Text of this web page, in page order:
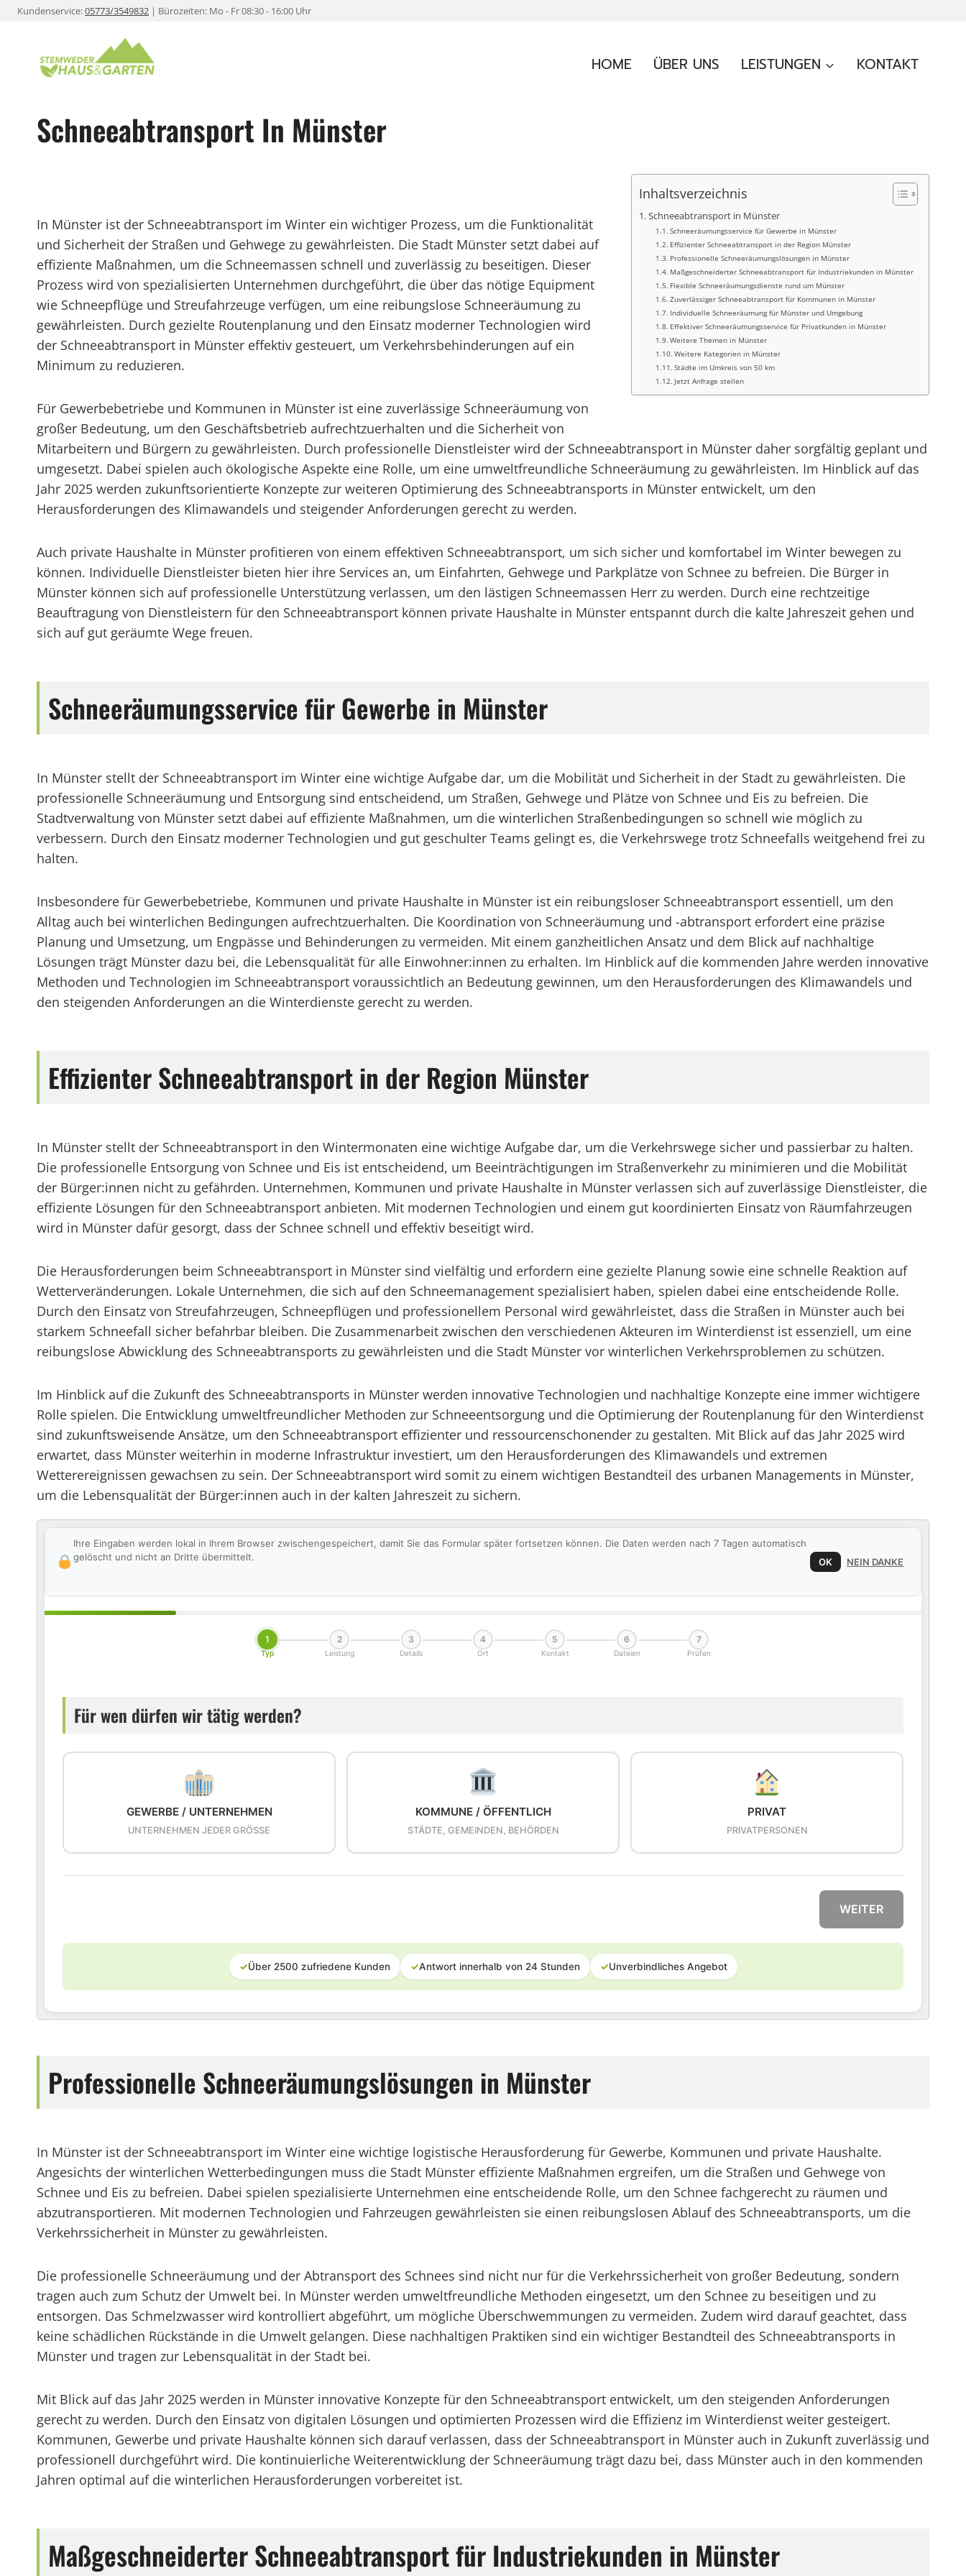
ZumKundenservice:05773/3549832 | Bürozeiten: Mo - Fr 08:30 - 16:00 Uhr
HOME ÜBER UNS LEISTUNGEN KONTAKT
Schneeabtransport In Münster
Inhaltsverzeichnis
Schneeabtransport in Münster
Schneeräumungsservice für Gewerbe in Münster
Effizienter Schneeabtransport in der Region Münster
Professionelle Schneeräumungslösungen in Münster
Maßgeschneiderter Schneeabtransport für Industriekunden in Münster
Flexible Schneeräumungsdienste rund um Münster
Zuverlässiger Schneeabtransport für Kommunen in Münster
Individuelle Schneeräumung für Münster und Umgebung
Effektiver Schneeräumungsservice für Privatkunden in Münster
Weitere Themen in Münster
Weitere Kategorien in Münster
Städte im Umkreis von 50 km
Jetzt Anfrage stellen
In Münster ist der Schneeabtransport im Winter ein wichtiger Prozess, um die Funktionalität
und Sicherheit der Straßen und Gehwege zu gewährleisten. Die Stadt Münster setzt dabei auf
effiziente Maßnahmen, um die Schneemassen schnell und zuverlässig zu beseitigen. Dieser
Prozess wird von spezialisierten Unternehmen durchgeführt, die über das nötige Equipment
wie Schneepflüge und Streufahrzeuge verfügen, um eine reibungslose Schneeräumung zu
gewährleisten. Durch gezielte Routenplanung und den Einsatz moderner Technologien wird
der Schneeabtransport in Münster effektiv gesteuert, um Verkehrsbehinderungen auf ein
Minimum zu reduzieren.
Für Gewerbebetriebe und Kommunen in Münster ist eine zuverlässige Schneeräumung von
großer Bedeutung, um den Geschäftsbetrieb aufrechtzuerhalten und die Sicherheit von
Mitarbeitern und Bürgern zu gewährleisten. Durch professionelle Dienstleister wird der Schneeabtransport in Münster daher sorgfältig geplant und
umgesetzt. Dabei spielen auch ökologische Aspekte eine Rolle, um eine umweltfreundliche Schneeräumung zu gewährleisten. Im Hinblick auf das
Jahr 2025 werden zukunftsorientierte Konzepte zur weiteren Optimierung des Schneeabtransports in Münster entwickelt, um den
Herausforderungen des Klimawandels und steigender Anforderungen gerecht zu werden.
Auch private Haushalte in Münster profitieren von einem effektiven Schneeabtransport, um sich sicher und komfortabel im Winter bewegen zu
können. Individuelle Dienstleister bieten hier ihre Services an, um Einfahrten, Gehwege und Parkplätze von Schnee zu befreien. Die Bürger in
Münster können sich auf professionelle Unterstützung verlassen, um den lästigen Schneemassen Herr zu werden. Durch eine rechtzeitige
Beauftragung von Dienstleistern für den Schneeabtransport können private Haushalte in Münster entspannt durch die kalte Jahreszeit gehen und
sich auf gut geräumte Wege freuen.
Schneeräumungsservice für Gewerbe in Münster
In Münster stellt der Schneeabtransport im Winter eine wichtige Aufgabe dar, um die Mobilität und Sicherheit in der Stadt zu gewährleisten. Die
professionelle Schneeräumung und Entsorgung sind entscheidend, um Straßen, Gehwege und Plätze von Schnee und Eis zu befreien. Die
Stadtverwaltung von Münster setzt dabei auf effiziente Maßnahmen, um die winterlichen Straßenbedingungen so schnell wie möglich zu
verbessern. Durch den Einsatz moderner Technologien und gut geschulter Teams gelingt es, die Verkehrswege trotz Schneefalls weitgehend frei zu
halten.
Insbesondere für Gewerbebetriebe, Kommunen und private Haushalte in Münster ist ein reibungsloser Schneeabtransport essentiell, um den
Alltag auch bei winterlichen Bedingungen aufrechtzuerhalten. Die Koordination von Schneeräumung und -abtransport erfordert eine präzise
Planung und Umsetzung, um Engpässe und Behinderungen zu vermeiden. Mit einem ganzheitlichen Ansatz und dem Blick auf nachhaltige
Lösungen trägt Münster dazu bei, die Lebensqualität für alle Einwohner:innen zu erhalten. Im Hinblick auf die kommenden Jahre werden innovative
Methoden und Technologien im Schneeabtransport voraussichtlich an Bedeutung gewinnen, um den Herausforderungen des Klimawandels und
den steigenden Anforderungen an die Winterdienste gerecht zu werden.
Effizienter Schneeabtransport in der Region Münster
In Münster stellt der Schneeabtransport in den Wintermonaten eine wichtige Aufgabe dar, um die Verkehrswege sicher und passierbar zu halten.
Die professionelle Entsorgung von Schnee und Eis ist entscheidend, um Beeinträchtigungen im Straßenverkehr zu minimieren und die Mobilität
der Bürger:innen nicht zu gefährden. Unternehmen, Kommunen und private Haushalte in Münster verlassen sich auf zuverlässige Dienstleister, die
effiziente Lösungen für den Schneeabtransport anbieten. Mit modernen Technologien und einem gut koordinierten Einsatz von Räumfahrzeugen
wird in Münster dafür gesorgt, dass der Schnee schnell und effektiv beseitigt wird.
Die Herausforderungen beim Schneeabtransport in Münster sind vielfältig und erfordern eine gezielte Planung sowie eine schnelle Reaktion auf
Wetterveränderungen. Lokale Unternehmen, die sich auf den Schneemanagement spezialisiert haben, spielen dabei eine entscheidende Rolle.
Durch den Einsatz von Streufahrzeugen, Schneepflügen und professionellem Personal wird gewährleistet, dass die Straßen in Münster auch bei
starkem Schneefall sicher befahrbar bleiben. Die Zusammenarbeit zwischen den verschiedenen Akteuren im Winterdienst ist essenziell, um eine
reibungslose Abwicklung des Schneeabtransports zu gewährleisten und die Stadt Münster vor winterlichen Verkehrsproblemen zu schützen.
Im Hinblick auf die Zukunft des Schneeabtransports in Münster werden innovative Technologien und nachhaltige Konzepte eine immer wichtigere
Rolle spielen. Die Entwicklung umweltfreundlicher Methoden zur Schneeentsorgung und die Optimierung der Routenplanung für den Winterdienst
sind zukunftsweisende Ansätze, um den Schneeabtransport effizienter und ressourcenschonender zu gestalten. Mit Blick auf das Jahr 2025 wird
erwartet, dass Münster weiterhin in moderne Infrastruktur investiert, um den Herausforderungen des Klimawandels und extremen
Wetterereignissen gewachsen zu sein. Der Schneeabtransport wird somit zu einem wichtigen Bestandteil des urbanen Managements in Münster,
um die Lebensqualität der Bürger:innen auch in der kalten Jahreszeit zu sichern.
Ihre Eingaben werden lokal in Ihrem Browser zwischengespeichert, damit Sie das Formular später fortsetzen können. Die Daten werden nach 7 Tagen automatisch
gelöscht und nicht an Dritte übermittelt.
OK NEIN DANKE
1
Typ
2
Leistung
3
Details
4
Ort
5
Kontakt
6
Dateien
7
Prüfen
Für wen dürfen wir tätig werden?
GEWERBE / UNTERNEHMEN
UNTERNEHMEN JEDER GRÖSSE
KOMMUNE / ÖFFENTLICH
STÄDTE, GEMEINDEN, BEHÖRDEN
PRIVAT
PRIVATPERSONEN
WEITER
✓Über 2500 zufriedene Kunden ✓Antwort innerhalb von 24 Stunden ✓Unverbindliches Angebot
Professionelle Schneeräumungslösungen in Münster
In Münster ist der Schneeabtransport im Winter eine wichtige logistische Herausforderung für Gewerbe, Kommunen und private Haushalte.
Angesichts der winterlichen Wetterbedingungen muss die Stadt Münster effiziente Maßnahmen ergreifen, um die Straßen und Gehwege von
Schnee und Eis zu befreien. Dabei spielen spezialisierte Unternehmen eine entscheidende Rolle, um den Schnee fachgerecht zu räumen und
abzutransportieren. Mit modernen Technologien und Fahrzeugen gewährleisten sie einen reibungslosen Ablauf des Schneeabtransports, um die
Verkehrssicherheit in Münster zu gewährleisten.
Die professionelle Schneeräumung und der Abtransport des Schnees sind nicht nur für die Verkehrssicherheit von großer Bedeutung, sondern
tragen auch zum Schutz der Umwelt bei. In Münster werden umweltfreundliche Methoden eingesetzt, um den Schnee zu beseitigen und zu
entsorgen. Das Schmelzwasser wird kontrolliert abgeführt, um mögliche Überschwemmungen zu vermeiden. Zudem wird darauf geachtet, dass
keine schädlichen Rückstände in die Umwelt gelangen. Diese nachhaltigen Praktiken sind ein wichtiger Bestandteil des Schneeabtransports in
Münster und tragen zur Lebensqualität in der Stadt bei.
Mit Blick auf das Jahr 2025 werden in Münster innovative Konzepte für den Schneeabtransport entwickelt, um den steigenden Anforderungen
gerecht zu werden. Durch den Einsatz von digitalen Lösungen und optimierten Prozessen wird die Effizienz im Winterdienst weiter gesteigert.
Kommunen, Gewerbe und private Haushalte können sich darauf verlassen, dass der Schneeabtransport in Münster auch in Zukunft zuverlässig und
professionell durchgeführt wird. Die kontinuierliche Weiterentwicklung der Schneeräumung trägt dazu bei, dass Münster auch in den kommenden
Jahren optimal auf die winterlichen Herausforderungen vorbereitet ist.
Maßgeschneiderter Schneeabtransport für Industriekunden in Münster